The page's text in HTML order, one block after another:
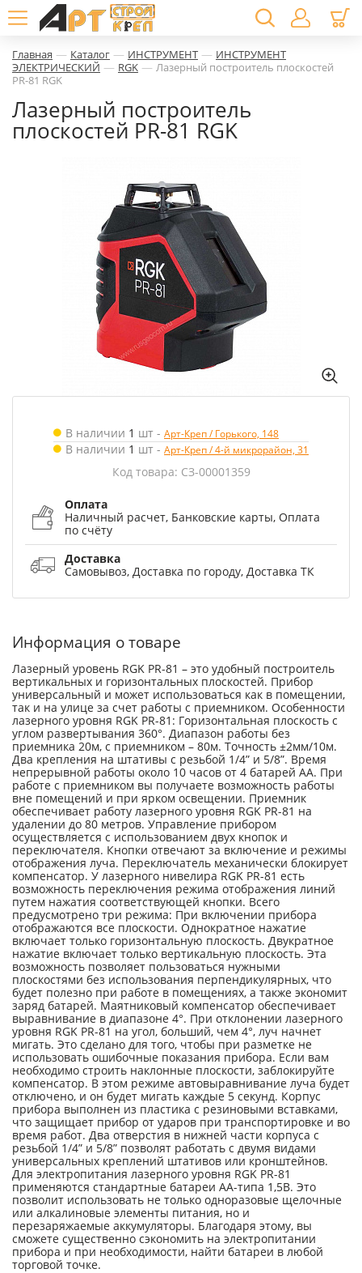
Главная — Каталог — ИНСТРУМЕНТ — ИНСТРУМЕНТ
ЭЛЕКТРИЧЕСКИЙ — RGK — Лазерный построитель плоскостей
PR-81 RGK
Лазерный построитель
плоскостей PR-81 RGK
В наличии 1 шт - Арт-Креп / Горького, 148
В наличии 1 шт - Арт-Креп / 4-й микрорайон, 31
Код товара: СЗ-00001359
Оплата
Наличный расчет, Банковские карты, Оплата
по счёту
Доставка
Самовывоз, Доставка по городу, Доставка ТК
Информация о товаре
Лазерный уровень RGK PR-81 – это удобный построитель
вертикальных и горизонтальных плоскостей. Прибор
универсальный и может использоваться как в помещении,
так и на улице за счет работы с приемником. Особенности
лазерного уровня RGK PR-81: Горизонтальная плоскость с
углом развертывания 360°. Диапазон работы без
приемника 20м, с приемником – 80м. Точность ±2мм/10м.
Два крепления на штативы с резьбой 1/4” и 5/8”. Время
непрерывной работы около 10 часов от 4 батарей АА. При
работе с приемником вы получаете возможность работы
вне помещений и при ярком освещении. Приемник
обеспечивает работу лазерного уровня RGK PR-81 на
удалении до 80 метров. Управление прибором
осуществляется с использованием двух кнопок и
переключателя. Кнопки отвечают за включение и режимы
отображения луча. Переключатель механически блокирует
компенсатор. У лазерного нивелира RGK PR-81 есть
возможность переключения режима отображения линий
путем нажатия соответствующей кнопки. Всего
предусмотрено три режима: При включении прибора
отображаются все плоскости. Однократное нажатие
включает только горизонтальную плоскость. Двукратное
нажатие включает только вертикальную плоскость. Эта
возможность позволяет пользоваться нужными
плоскостями без использования перпендикулярных, что
будет полезно при работе в помещениях, а также экономит
заряд батарей. Маятниковый компенсатор обеспечивает
выравнивание в диапазоне 4°. При отклонении лазерного
уровня RGK PR-81 на угол, больший, чем 4°, луч начнет
мигать. Это сделано для того, чтобы при разметке не
использовать ошибочные показания прибора. Если вам
необходимо строить наклонные плоскости, заблокируйте
компенсатор. В этом режиме автовыравнивание луча будет
отключено, и он будет мигать каждые 5 секунд. Корпус
прибора выполнен из пластика с резиновыми вставками,
что защищает прибор от ударов при транспортировке и во
время работ. Два отверстия в нижней части корпуса с
резьбой 1/4” и 5/8” позволят работать с двумя видами
универсальных креплений штативов или кронштейнов.
Для электропитания лазерного уровня RGK PR-81
применяются стандартные батареи АА-типа 1,5В. Это
позволит использовать не только одноразовые щелочные
или алкалиновые элементы питания, но и
перезаряжаемые аккумуляторы. Благодаря этому, вы
сможете существенно сэкономить на электропитании
прибора и при необходимости, найти батареи в любой
торговой точке.